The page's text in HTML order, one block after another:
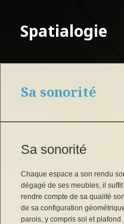
Spatialogie
Sa sonorité
Sa sonorité
Chaque espace a son rendu
dégagé de ses meubles, il
rendre compte de sa qualité
de sa configuration
parois, y compris sol et plafond.